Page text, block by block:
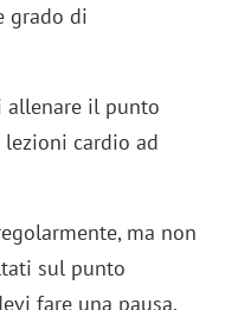
grado di
allenare il punto
cardio ad
ma non
sul punto
fare una pausa.